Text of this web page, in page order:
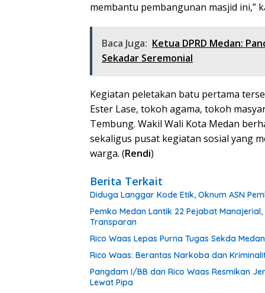
membantu pembangunan masjid ini,”
Baca Juga: Ketua DPRD Medan:
Sekadar Seremonial
Kegiatan peletakan batu pertama
Ester Lase, tokoh agama, tokoh
Tembung. Wakil Wali Kota Medan
sekaligus pusat kegiatan sosial yang
warga. (Rendi)
Berita Terkait
Diduga Langgar Kode Etik, Oknum ASN
Pemko Medan Lantik 22 Pejabat
Transparan
Rico Waas Lepas Purna Tugas Sekda
Rico Waas: Berantas Narkoba dan
Pangdam I/BB dan Rico Waas Resmikan
Lewat Pipa